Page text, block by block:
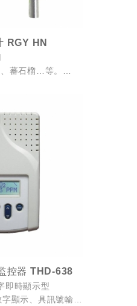
RGY HN
蕃石榴…等。
控器 THD-638
即時顯示型
顯示、具訊號輸出